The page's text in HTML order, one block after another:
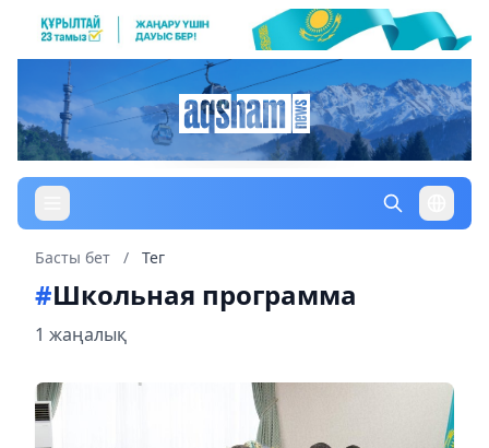
Басты бет / Тег
#Школьная программа
1 жаңалық